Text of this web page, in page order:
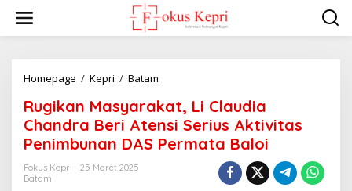
w
Homepage / Kepri / Batam
g
i
k
a
Rugikan Masyarakat, Li Claudia
Chandra Beri Atensi Serius Aktivitas
Penimbunan DAS Permata Baloi
Fokus Kepri
25 Maret 2025
Batam